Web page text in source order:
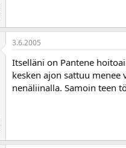
3.6.2005
Itselläni on Pantene
kesken ajon sattuu
nenäliinalla. Samoin teen